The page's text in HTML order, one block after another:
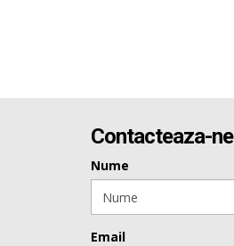
Contacteaza-ne
Nume
Email